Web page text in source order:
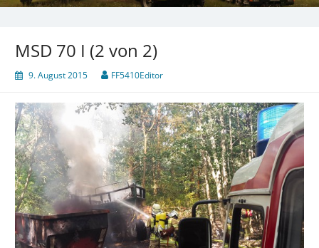
MSD 70 I (2 von 2)
9. August 2015 FF5410Editor